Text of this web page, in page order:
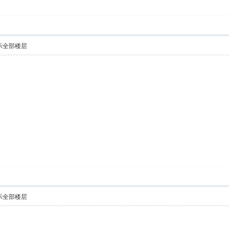
全部楼层
全部楼层